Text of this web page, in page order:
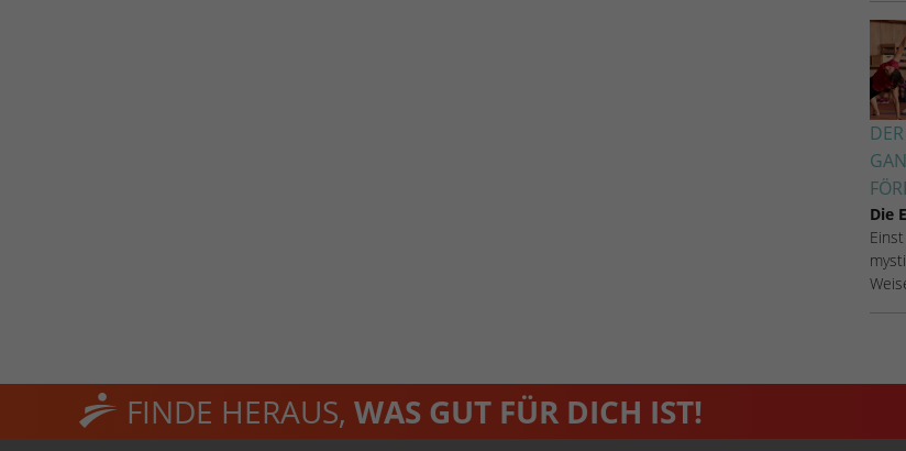
Die
FINDE HERAUS, WAS GUT FÜR DICH IST!
Dieser Cookie identifiziert die Besucher
Alter, Geschlecht oder Interessen und
den DoubleClick des Google Tag
die gezielte Anzeigenplatzierung zu